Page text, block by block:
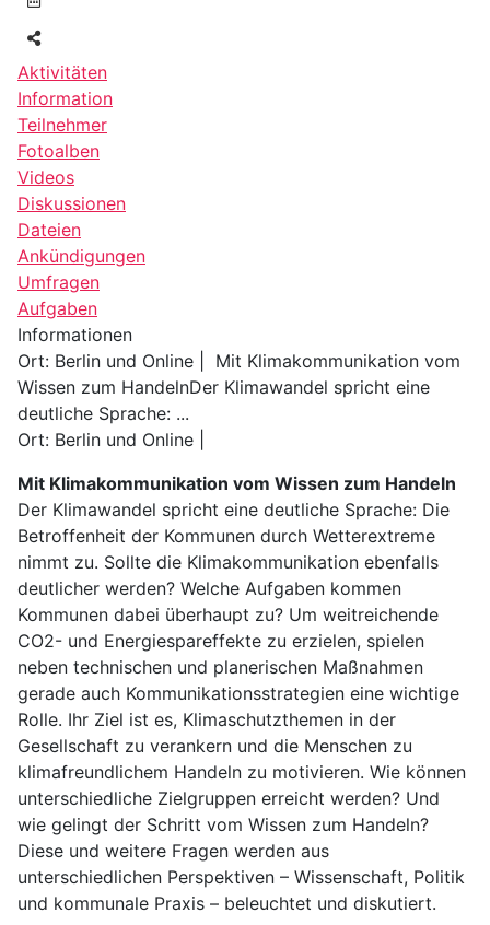
Aktivitäten
Information
Teilnehmer
Fotoalben
Videos
Diskussionen
Dateien
Ankündigungen
Umfragen
Aufgaben
Informationen
Ort: Berlin und Online | Mit Klimakommunikation vom
Wissen zum HandelnDer Klimawandel spricht eine
deutliche Sprache: ...
Ort: Berlin und Online |
Mit Klimakommunikation vom Wissen zum Handeln
Der Klimawandel spricht eine deutliche Sprache: Die
Betroffenheit der Kommunen durch Wetterextreme
nimmt zu. Sollte die Klimakommunikation ebenfalls
deutlicher werden? Welche Aufgaben kommen
Kommunen dabei überhaupt zu? Um weitreichende
CO2- und Energiespareffekte zu erzielen, spielen
neben technischen und planerischen Maßnahmen
gerade auch Kommunikationsstrategien eine wichtige
Rolle. Ihr Ziel ist es, Klimaschutzthemen in der
Gesellschaft zu verankern und die Menschen zu
klimafreundlichem Handeln zu motivieren. Wie können
unterschiedliche Zielgruppen erreicht werden? Und
wie gelingt der Schritt vom Wissen zum Handeln?
Diese und weitere Fragen werden aus
unterschiedlichen Perspektiven – Wissenschaft, Politik
und kommunale Praxis – beleuchtet und diskutiert.